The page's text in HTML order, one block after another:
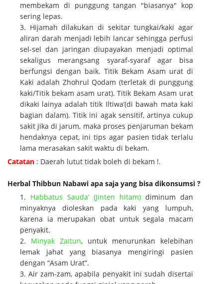
membekam di punggung tangan "biasanya" kop
sering lepas.
Hijamah dilakukan di sekitar tungkai/kaki agar
aliran darah menjadi lebih lancar sehingga perfusi
sel-sel dan jaringan diupayakan menjadi optimal
sekaligus merangsang syaraf-syaraf agar bisa
berfungsi dengan baik. Titik Bekam Asam urat di
Kaki adalah Zhohrul Qodam (terletak di punggung
kaki/Titik bekam asam urat). Titik Bekam Asam urat
dikaki lainya adalah titik Iltiwa’(di bawah mata kaki
bagian dalam). Titik ini agak sensitif, artinya cukup
sakit jika di jarum, maka proses penjaruman bekam
hendaknya cepat, ini tips agar pasien tidak terlalu
lama merasakan sakit waktu di bekam.
Catatan : Daerah lutut tidak boleh di bekam !.
Herbal Thibbun Nabawi apa saja yang bisa dikonsumsi ?
Habbatus Sauda’ (Jinten hitam) diminum dan
minyaknya dioleskan pada kaki yang lumpuh,
karena ia merupakan obat untuk segala macam
penyakit.
Minyak Zaitun, untuk menurunkan kelebihan
lemak jahat yang biasanya mengiringi pasien
dengan “Asam Urat”.
Air zam-zam, apabila penyakit ini sudah disertai